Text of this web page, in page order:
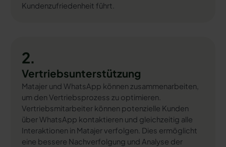
Kundenzufriedenheit führt.
2.
Vertriebsunterstützung
Matajer und WhatsApp können zusammenarbeiten,
um den Vertriebsprozess zu optimieren.
Vertriebsmitarbeiter können potenzielle Kunden
über WhatsApp kontaktieren und gleichzeitig alle
Interaktionen in Matajer verfolgen. Dies ermöglicht
eine bessere Nachverfolgung und Analyse der